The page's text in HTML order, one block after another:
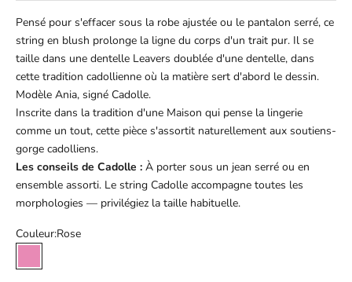
Pensé pour s'effacer sous la robe ajustée ou le pantalon serré, ce
string en blush prolonge la ligne du corps d'un trait pur. Il se
taille dans une dentelle Leavers doublée d'une dentelle, dans
cette tradition cadollienne où la matière sert d'abord le dessin.
Modèle Ania, signé Cadolle.
Inscrite dans la tradition d'une Maison qui pense la lingerie
comme un tout, cette pièce s'assortit naturellement aux soutiens-
gorge cadolliens.
Les conseils de Cadolle : À porter sous un jean serré ou en
ensemble assorti. Le string Cadolle accompagne toutes les
morphologies — privilégiez la taille habituelle.
Couleur:Rose
Rose